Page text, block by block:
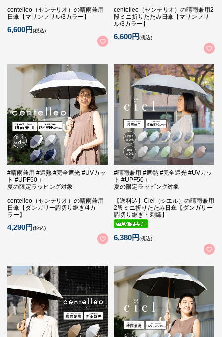
centelleo（センテリオ）の晴雨兼用
日傘【マリンフリル/3カラー】
6,600円(税込)
centelleo（センテリオ）の晴雨兼用2
段ミニ折りたたみ日傘【マリンフリ
ル/3カラー】
6,600円(税込)
#晴雨兼用 #遮熱 #完全遮光 #UVカッ
ト #UPF50＋
夏の限定ラッピング対象
centelleo（センテリオ）の晴雨兼用
日傘【ダンガリー調切り継ぎ/4カ
ラー】
4,290円(税込)
#晴雨兼用 #遮熱 #完全遮光 #UVカッ
ト #UPF50＋
夏の限定ラッピング対象
【送料込】Ciel（シエル）の晴雨兼用
2段ミニ折りたたみ日傘【ダンガリー
調切り継ぎ・刺繍】
6,380円(税込)